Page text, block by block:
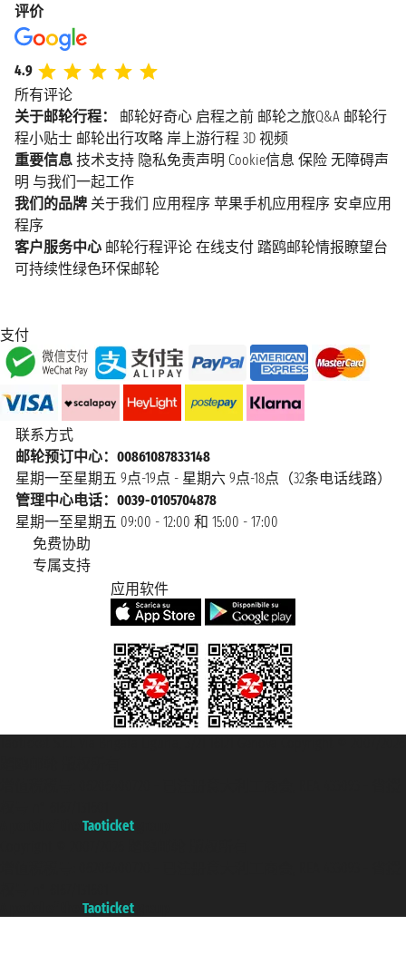
评价
4.9
所有评论
关于邮轮行程：
邮轮好奇心 启程之前 邮轮之旅Q&A 邮轮行
程小贴士 邮轮出行攻略 岸上游行程 3D 视频
重要信息 技术支持 隐私免责声明 Cookie信息 保险 无障碍声
明 与我们一起工作
我们的品牌 关于我们 应用程序 苹果手机应用程序 安卓应用
程序
客户服务中心 邮轮行程评论 在线支付 踏鸥邮轮情报瞭望台
可持续性绿色环保邮轮
支付
联系方式
邮轮预订中心：00861087833148
星期一至星期五 9点-19点 - 星期六 9点-18点（32条电话线路）
管理中心电话：0039-0105704878
星期一至星期五 09:00 - 12:00 和 15:00 - 17:00
免费协助
专属支持
应用软件
Taoticket
Taoticket